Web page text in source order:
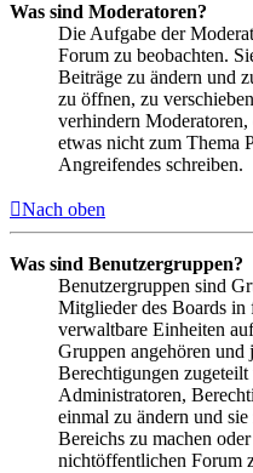
Was sind Moderatoren?
Die Aufgabe der
Forum zu beobachten.
Beiträge zu ändern und
zu öffnen, zu
verhindern
etwas nicht zum Thema
Angreifendes schreiben.
Nach oben
Was sind Benutzergruppen?
Benutzergruppen sind
Mitglieder des Boards
verwaltbare Einheiten
Gruppen angehören und
Berechtigungen
Administratoren,
einmal zu ändern und
Bereichs zu machen
nichtöffentlichen Forum